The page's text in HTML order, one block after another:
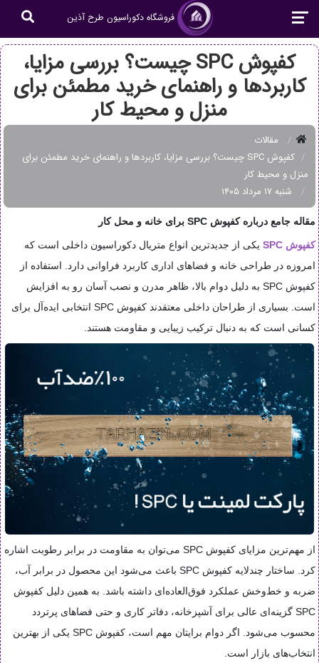
فروشگاه دکوراسیون طرح آذین
کفپوش SPC چیست؟ بررسی مزایا،
کاربردها و راهنمای خرید مطمئن برای
منزل و محیط کار
مقالات
کفپوش SPC چیست؟ بررسی مزایا، کاربردها و راهنمای خرید مطمئن برای
منزل و محیط کار
شنبه ۱۷ مرداد ۱۴۰۵
مقاله جامع درباره کفپوش SPC برای خانه و محل کار
کفپوش SPC
یکی از جدیدترین انواع متریال دکوراسیون داخلی است که
امروزه در طراحی خانه و فضاهای اداری کاربرد فراوانی دارد. استفاده از
کفپوش SPC به دلیل دوام بالا، ظاهر مدرن و نصب آسان رو به افزایش
است. بسیاری از طراحان داخلی معتقدند کفپوش SPC انتخابی ایده‌آل برای
کسانی است که به دنبال ترکیب زیبایی و مقاومت هستند.
از مهم‌ترین مزایای کفپوش SPC می‌توان به مقاومت در برابر رطوبت اشاره
کرد. ساختار چندلایه کفپوش SPC باعث می‌شود این محصول در برابر آب،
ضربه و خط‌وخش عملکرد فوق‌العاده‌ای داشته باشد. به همین دلیل کفپوش
SPC گزینه‌ای عالی برای آشپزخانه، دفاتر کاری و حتی فضاهای پرتردد
محسوب می‌شود. اگر دوام برایتان مهم است، کفپوش SPC یکی از بهترین
انتخاب‌های بازار است.